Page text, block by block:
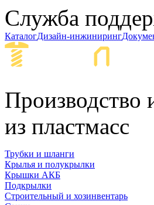
Служба
КаталогДизайн-инжиниринг
Производство
из пластмасс
Трубки и шланги
Крылья и полукрылки
Крышки АКБ
Подкрылки
Строительный и хозинвентарь